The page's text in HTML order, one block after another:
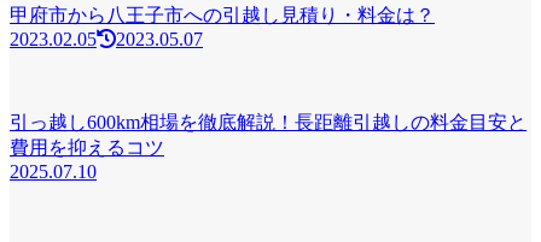
甲府市から八王子市への引越し見積り・料金は？
2023.02.05
2023.05.07
引っ越し600km相場を徹底解説！長距離引越しの料金目安と
費用を抑えるコツ
2025.07.10